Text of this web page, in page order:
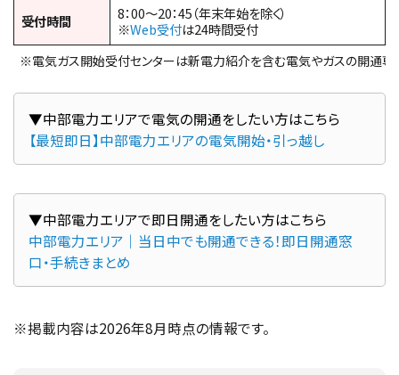
受付時間
8：00～20：45（年末年始を除く）
※Web受付は24時間受付
※電気ガス開始受付センターは新電力紹介を含む電気やガスの開通専
【最短即日】中部電力エリアの電気開始・引っ越し
中部電力エリア｜当日中でも開通できる！即日開通窓
口・手続きまとめ
※掲載内容は2026年8月時点の情報です。